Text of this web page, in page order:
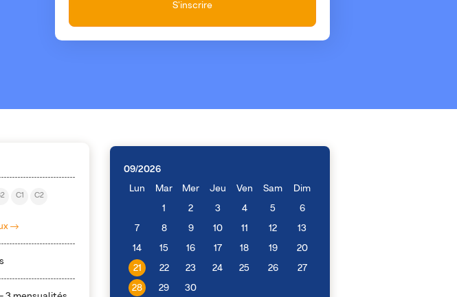
S'inscrire
C1 C2
09/2026
Lun
Mar Mer Jeu Ven Sam Dim
1 2 3 4 5 6
7 8 9 10 11 12 13
14 15 16 17 18 19 20
21 22 23 24 25 26 27
28 29 30